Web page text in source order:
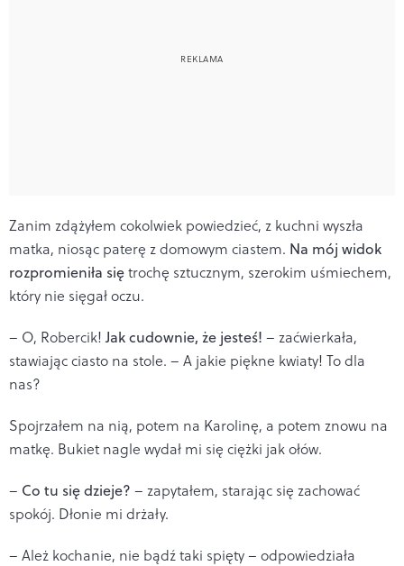
Zanim zdążyłem cokolwiek powiedzieć, z kuchni wyszła
matka, niosąc paterę z domowym ciastem. Na mój widok
rozpromieniła siętrochę sztucznym, szerokim uśmiechem,
który nie sięgał oczu.
– O, Robercik! Jak cudownie, że jesteś! – zaćwierkała,
stawiając ciasto na stole. – A jakie piękne kwiaty! To dla
nas?
Spojrzałem na nią, potem na Karolinę, a potem znowu na
matkę. Bukiet nagle wydał mi się ciężki jak ołów.
– Co tu się dzieje? – zapytałem, starając się zachować
spokój. Dłonie mi drżały.
– Ależ kochanie, nie bądź taki spięty – odpowiedziała